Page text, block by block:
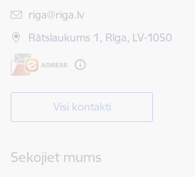
E-pasts:
riga@riga.lv
Rātslaukums 1, Rīga, LV-1050
Visi kontakti
Sekojiet mums